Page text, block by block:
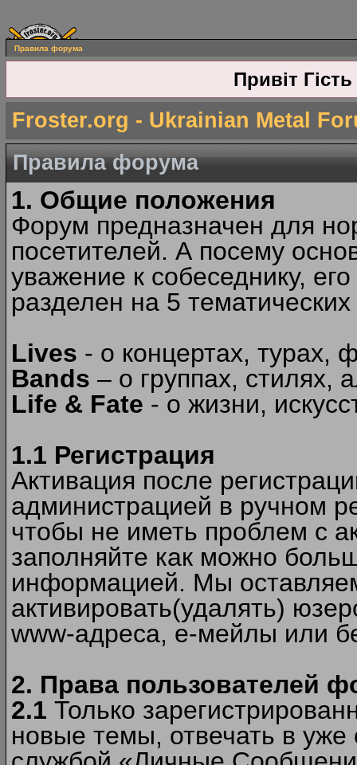
Правила форума
Привіт Гість
Froster.org - Ukrainian Metal
Правила форума
1. Общие положения
Форум предназначен для
посетителей. А посему
уважение к собеседнику,
разделен на 5
Lives - о концертах, турах,
Bands – о группах, стилях,
Life & Fate - о жизни,
1.1 Регистрация
Активация после
администрацией в ручном
чтобы не иметь проблем с
заполняйте как можно
информацией. Мы
активировать(удалять)
www-адреса, е-мейлы или
2. Права пользователей
2.1 Только
новые темы, отвечать в